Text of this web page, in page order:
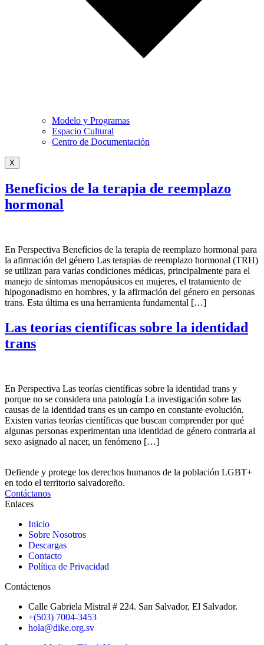
Modelo y Programas
Espacio Cultural
Centro de Documentación
X
Beneficios de la terapia de reemplazo
hormonal
En Perspectiva Beneficios de la terapia de reemplazo hormonal para
la afirmación del género Las terapias de reemplazo hormonal (TRH)
se utilizan para varias condiciones médicas, principalmente para el
manejo de síntomas menopáusicos en mujeres, el tratamiento de
hipogonadismo en hombres, y la afirmación del género en personas
trans. Esta última es una herramienta fundamental […]
Las teorías científicas sobre la identidad
trans
En Perspectiva Las teorías científicas sobre la identidad trans y
porque no se considera una patología La investigación sobre las
causas de la identidad trans es un campo en constante evolución.
Existen varias teorías científicas que buscan comprender por qué
algunas personas experimentan una identidad de género contraria al
sexo asignado al nacer, un fenómeno […]
Defiende y protege los derechos humanos de la población LGBT+
en todo el territorio salvadoreño.
Contáctanos
Enlaces
Inicio
Sobre Nosotros
Descargas
Contacto
Política de Privacidad
Contáctenos
Calle Gabriela Mistral # 224. San Salvador, El Salvador.
+(503) 7004-3453
hola@dike.org.sv